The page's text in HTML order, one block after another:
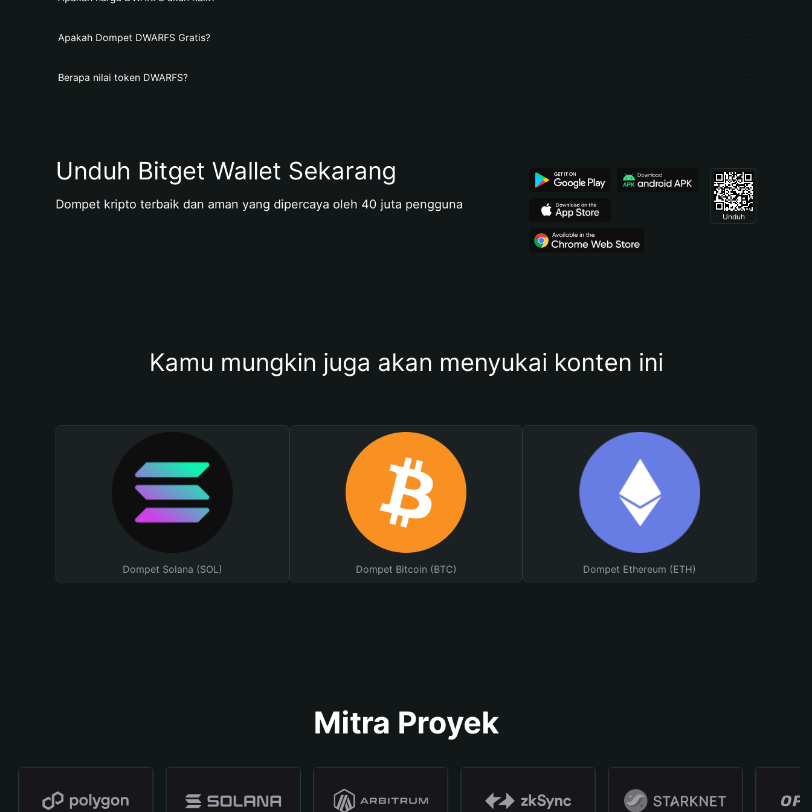
Apakah Dompet DWARFS Gratis?
Berapa nilai token DWARFS?
Unduh Bitget Wallet Sekarang
Dompet kripto terbaik dan aman yang dipercaya oleh 40 juta pengguna
Unduh
Kamu mungkin juga akan menyukai konten ini
Dompet Solana (SOL) Dompet Bitcoin (BTC) Dompet Ethereum (ETH)
Mitra Proyek